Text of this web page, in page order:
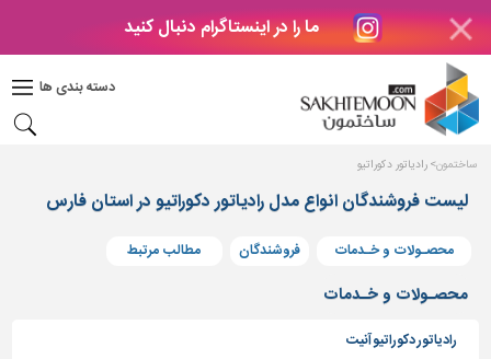
ما را در اینستاگرام دنبال کنید
دسته بندی ها
دکوراسیون
بتن
های
بتنی
و
پنجره
ساختمانی
ساختمون رادیاتور دکوراتیو
لیست فروشندگان انواع مدل رادیاتور دکوراتیو در استان فارس
محصـولات و خـدمات فروشندگان مطالب مرتبط
محصـولات و خـدمات
رادیاتور دکوراتیو آنیت